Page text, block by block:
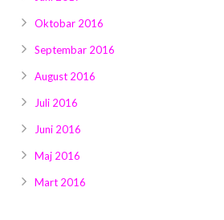
Oktobar 2016
Septembar 2016
August 2016
Juli 2016
Juni 2016
Maj 2016
Mart 2016